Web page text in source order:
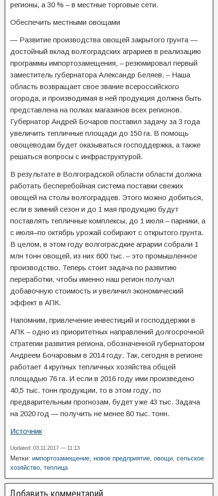
регионы, а 30 % – в местные торговые сети.
Обеспечить местными овощами
— Развитие производства овощей закрытого грунта —
достойный вклад волгоградских аграриев в реализацию
программы импортозамещения, – резюмировал первый
заместитель губернатора Александр Беляев. – Наша
область возвращает свое звание всероссийского
огорода, и производимая в ней продукция должна быть
представлена на полках магазинов всех регионов.
Губернатор Андрей Бочаров поставил задачу за 3 года
увеличить тепличные площади до 150 га. В помощь
овощеводам будет оказываться господдержка, а также
решаться вопросы с инфраструктурой.
В результате в Волгоградской области области должна
работать бесперебойная система поставки свежих
овощей на столы волгоградцев. Этого можно добиться,
если в зимний сезон и до 1 мая продукцию будут
поставлять тепличные комплексы, до 1 июля – парники, а
с июля–по октябрь урожай собирают с открытого грунта.
В целом, в этом году волгограсдкие аграрии собрали 1
млн тонн овощей, из них 600 тыс. – это промышленное
производство. Теперь стоит задача по развитию
переработки, чтобы именно наш регион получал
добавочную стоимость и увеличил экономический
эффект в АПК.
Напомним, привлечение инвестиций и господдержки в
АПК – одно из приоритетных направлений долгосрочной
стратегии развития региона, обозначенной губернатором
Андреем Бочаровым в 2014 году. Так, сегодня в регионе
работает 4 крупных тепличных хозяйства общей
площадью 76 га. И если в 2016 году ими произведено
40,5 тыс. тонн продукции, то в этом году, по
предварительным прогнозам, будет уже 43 тыс. Задача
на 2020 год — получить не менее 80 тыс. тонн.
Источник
Updated: 03.11.2017 — 11:13
Метки: импортозамещение, новое предприятие, овощи, сельское
хозяйство, теплица
Добавить комментарий